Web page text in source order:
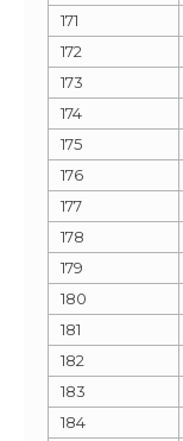
171
172
173
174
175
176
177
178
179
180
181
182
183
184